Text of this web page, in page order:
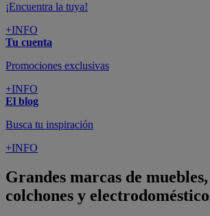
¡Encuentra la tuya!
+INFO
Tu cuenta
Promociones exclusivas
+INFO
El blog
Busca tu inspiración
+INFO
Grandes marcas de muebles,
colchones y